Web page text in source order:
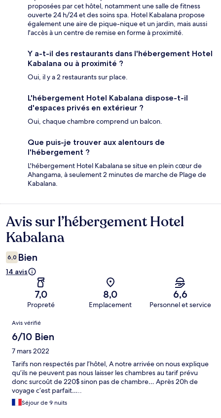
proposées par cet hôtel, notamment une salle de fitness
ouverte 24 h/24 et des soins spa. Hotel Kabalana propose
également une aire de pique-nique et un jardin, mais aussi
l'accès à un centre de remise en forme à proximité.
Y a-t-il des restaurants dans l'hébergement Hotel
Kabalana ou à proximité ?
Oui, il y a 2 restaurants sur place.
L'hébergement Hotel Kabalana dispose-t-il
d'espaces privés en extérieur ?
Oui, chaque chambre comprend un balcon.
Que puis-je trouver aux alentours de
l'hébergement ?
L'hébergement Hotel Kabalana se situe en plein cœur de
Ahangama, à seulement 2 minutes de marche de Plage de
Kabalana.
Avis
Avis sur l’hébergement Hotel
Kabalana
6,0 Bien
14 avis
7,0
Propreté
8,0
Emplacement
6,6
Personnel et service
Avis
Avis vérifié
6/10 Bien
7 mars 2022
Tarifs non respectés par l’hôtel, A notre arrivée on nous explique
qu’ils ne peuvent pas nous laisser les chambres au tarif prévu
donc surcoût de 220$ sinon pas de chambre… Après 20h de
voyage c’est parfait…..
Séjour de 9 nuits